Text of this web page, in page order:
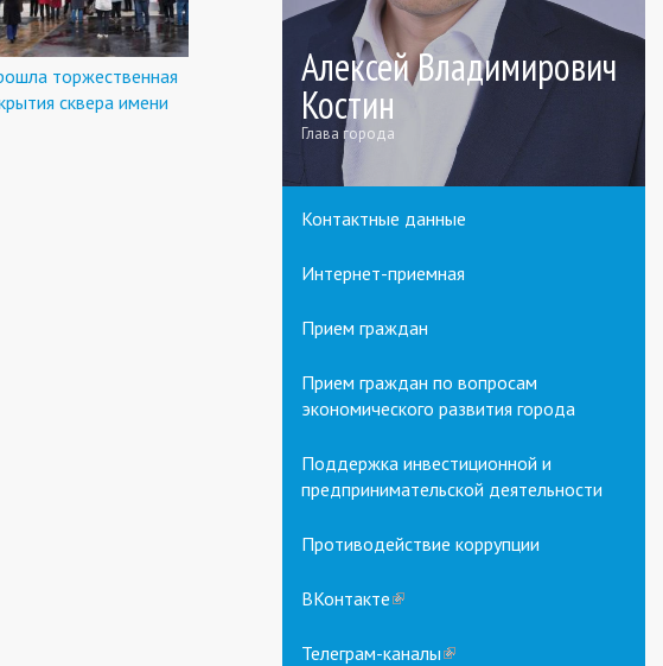
торжественная
сквера имени
Алексей Владимирович
Костин
Глава города
Контактные данные
Интернет-приемная
Прием граждан
Прием граждан по вопросам
экономического развития города
Поддержка инвестиционной и
предпринимательской деятельности
Противодействие коррупции
ВКонтакте(link
external)
Телеграм-каналы(link